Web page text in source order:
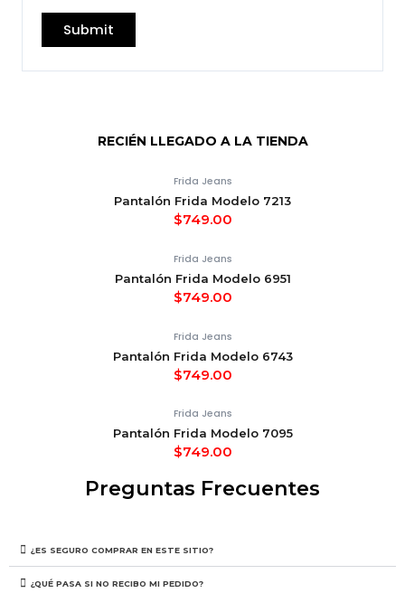
RECIÉN LLEGADO A LA TIENDA
Frida Jeans
Pantalón Frida Modelo 7213
$749.00
Frida Jeans
Pantalón Frida Modelo 6951
$749.00
Frida Jeans
Pantalón Frida Modelo 6743
$749.00
Frida Jeans
Pantalón Frida Modelo 7095
$749.00
Preguntas Frecuentes
¿ES SEGURO COMPRAR EN ESTE SITIO?
¿QUÉ PASA SI NO RECIBO MI PEDIDO?